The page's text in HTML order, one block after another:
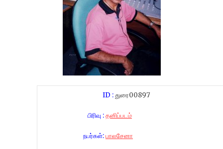
ID :துரை00897
பிரிவு :தனிப்படம்
நபர்கள்:பாலசேனா